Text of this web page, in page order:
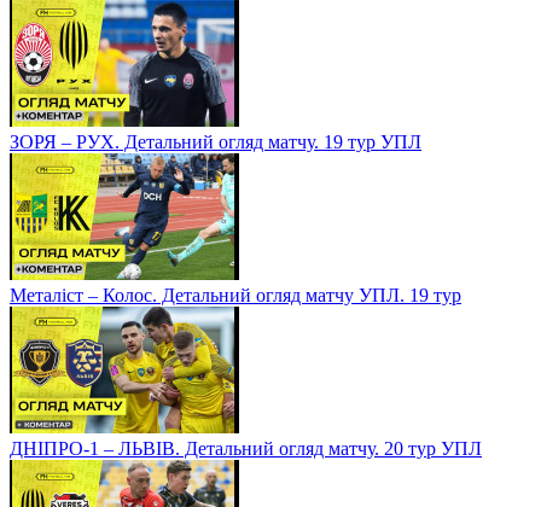
ЗОРЯ – РУХ. Детальний огляд матчу. 19 тур УПЛ
Металіст – Колос. Детальний огляд матчу УПЛ. 19 тур
ДНІПРО-1 – ЛЬВІВ. Детальний огляд матчу. 20 тур УПЛ